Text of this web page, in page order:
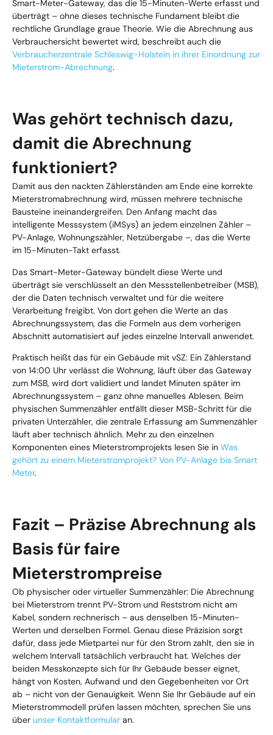
Smart-Meter-Gateway, das die 15-Minuten-Werte erfasst und
überträgt – ohne dieses technische Fundament bleibt die
rechtliche Grundlage graue Theorie. Wie die Abrechnung aus
Verbrauchersicht bewertet wird, beschreibt auch die
Verbraucherzentrale Schleswig-Holstein in ihrer Einordnung zur
Mieterstrom-Abrechnung.
Was gehört technisch dazu,
damit die Abrechnung
funktioniert?
Damit aus den nackten Zählerständen am Ende eine korrekte
Mieterstromabrechnung wird, müssen mehrere technische
Bausteine ineinandergreifen. Den Anfang macht das
intelligente Messsystem (iMSys) an jedem einzelnen Zähler –
PV-Anlage, Wohnungszähler, Netzübergabe –, das die Werte
im 15-Minuten-Takt erfasst.
Das Smart-Meter-Gateway bündelt diese Werte und
überträgt sie verschlüsselt an den Messstellenbetreiber (MSB),
der die Daten technisch verwaltet und für die weitere
Verarbeitung freigibt. Von dort gehen die Werte an das
Abrechnungssystem, das die Formeln aus dem vorherigen
Abschnitt automatisiert auf jedes einzelne Intervall anwendet.
Praktisch heißt das für ein Gebäude mit vSZ: Ein Zählerstand
von 14:00 Uhr verlässt die Wohnung, läuft über das Gateway
zum MSB, wird dort validiert und landet Minuten später im
Abrechnungssystem – ganz ohne manuelles Ablesen. Beim
physischen Summenzähler entfällt dieser MSB-Schritt für die
privaten Unterzähler, die zentrale Erfassung am Summenzähler
läuft aber technisch ähnlich. Mehr zu den einzelnen
Komponenten eines Mieterstromprojekts lesen Sie in Was
gehört zu einem Mieterstromprojekt? Von PV-Anlage bis Smart
Meter.
Fazit – Präzise Abrechnung als
Basis für faire
Mieterstrompreise
Ob physischer oder virtueller Summenzähler: Die Abrechnung
bei Mieterstrom trennt PV-Strom und Reststrom nicht am
Kabel, sondern rechnerisch – aus denselben 15-Minuten-
Werten und derselben Formel. Genau diese Präzision sorgt
dafür, dass jede Mietpartei nur für den Strom zahlt, den sie in
welchem Intervall tatsächlich verbraucht hat. Welches der
beiden Messkonzepte sich für Ihr Gebäude besser eignet,
hängt von Kosten, Aufwand und den Gegebenheiten vor Ort
ab – nicht von der Genauigkeit. Wenn Sie Ihr Gebäude auf ein
Mieterstrommodell prüfen lassen möchten, sprechen Sie uns
über unser Kontaktformular an.